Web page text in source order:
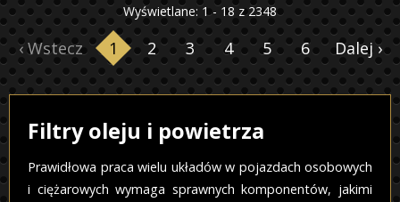
Wyświetlane: 1 - 18 z 2348
‹ Wstecz 1 2 3 4 5 6 Dalej ›
Filtry oleju i powietrza
Prawidłowa praca wielu układów w pojazdach osobowych
i ciężarowych wymaga sprawnych komponentów, jakimi